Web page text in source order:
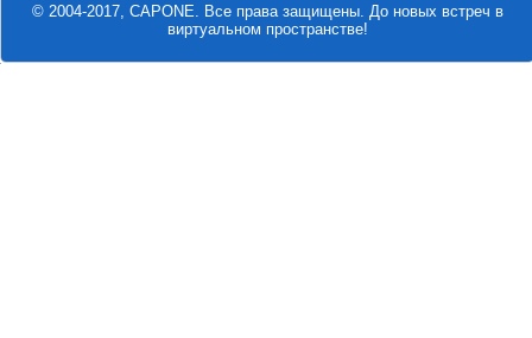
© 2004-2017, CAPONE. Все права защищены. До новых встреч в
виртуальном пространстве!